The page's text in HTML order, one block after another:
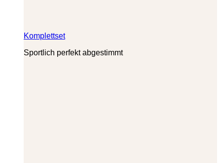
Komplettset
Sportlich perfekt abgestimmt